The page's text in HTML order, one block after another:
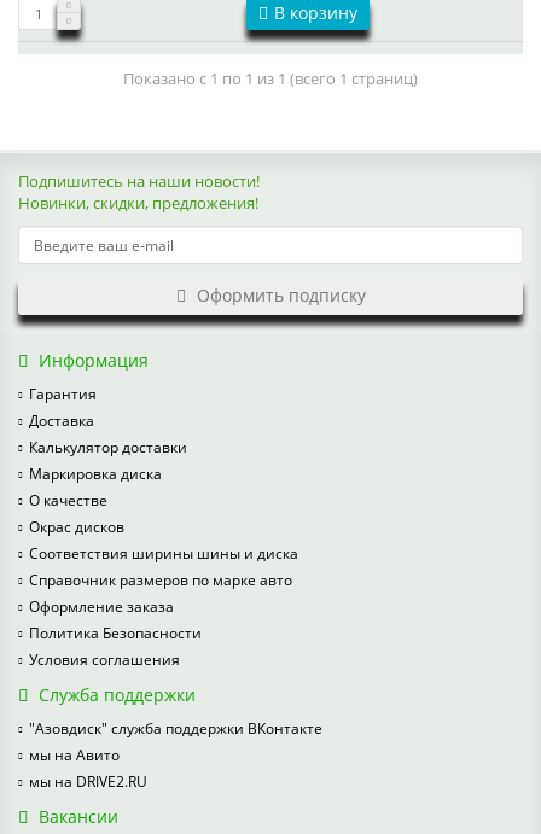
В корзину
Показано с 1 по 1 из 1 (всего 1 страниц)
Подпишитесь на наши новости!
Новинки, скидки, предложения!
Оформить подписку
Информация
Гарантия
Доставка
Калькулятор доставки
Маркировка диска
О качестве
Окрас дисков
Соответствия ширины шины и диска
Справочник размеров по марке авто
Оформление заказа
Политика Безопасности
Условия соглашения
Служба поддержки
"Азовдиск" служба поддержки ВКонтакте
мы на Авито
мы на DRIVE2.RU
Вакансии